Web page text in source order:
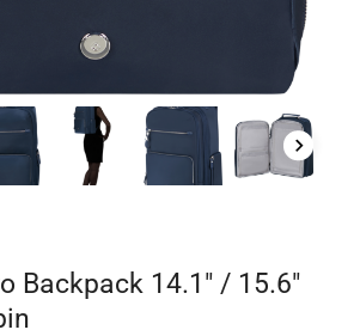
Backpack 14.1″ / 15.6″